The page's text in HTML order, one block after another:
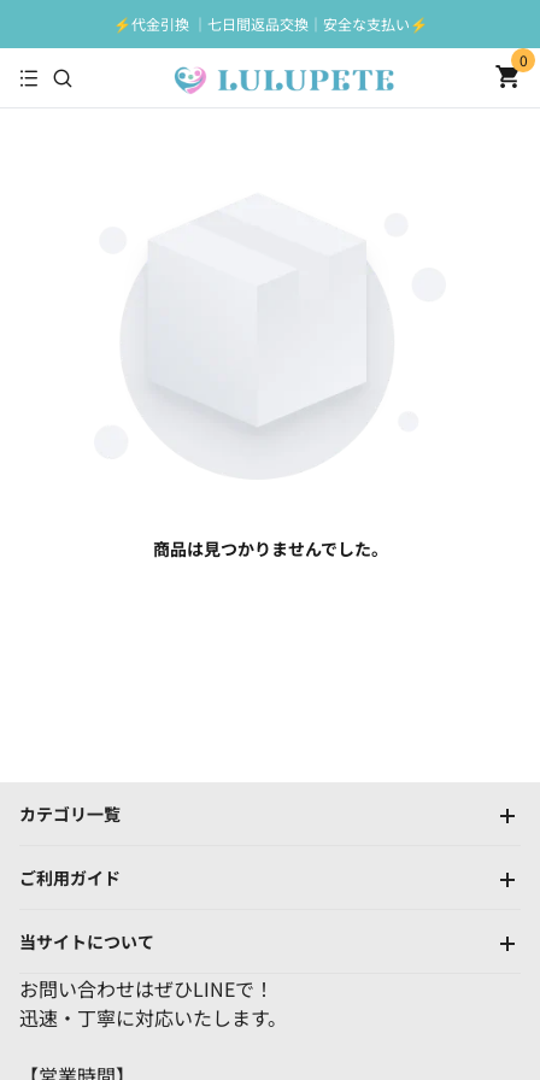
⚡️代金引換 ｜七日間返品交換｜安全な支払い⚡️
0
商品は見つかりませんでした。
カテゴリ一覧
ご利用ガイド
当サイトについて
お問い合わせはぜひLINEで！
迅速・丁寧に対応いたします。